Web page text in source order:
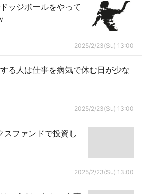
ッジボールをやって
2025/2/23(Su) 13:00
る人は仕事を病気で休む日が少な
2025/2/23(Su) 13:00
スファンドで投資し
2025/2/23(Su) 13:00